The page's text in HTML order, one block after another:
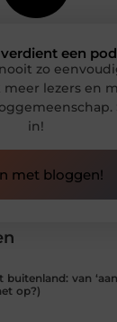
van
op?)
een
zo
lezers en
in!
met bloggen!